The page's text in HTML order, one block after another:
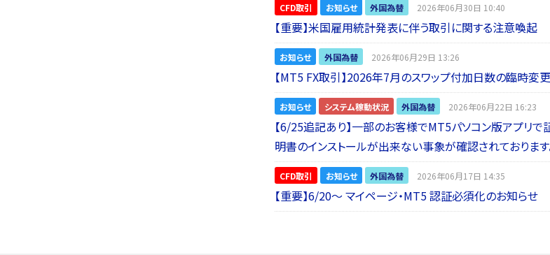
CFD取引 お知らせ 外国為替 2026年06月30日 10:40
【重要】米国雇用統計発表に伴う取引に関する注意喚起
お知らせ 外国為替 2026年06月29日 13:26
【MT5 FX取引】2026年7月のスワップ付加日数の臨時変更
お知らせ システム稼動状況 外国為替 2026年06月22日 16:23
【6/25追記あり】一部のお客様でMT5パソコン版アプリで
明書のインストールが出来ない事象が確認されております
CFD取引 お知らせ 外国為替 2026年06月17日 14:35
【重要】6/20～ マイページ・MT5 認証必須化のお知らせ